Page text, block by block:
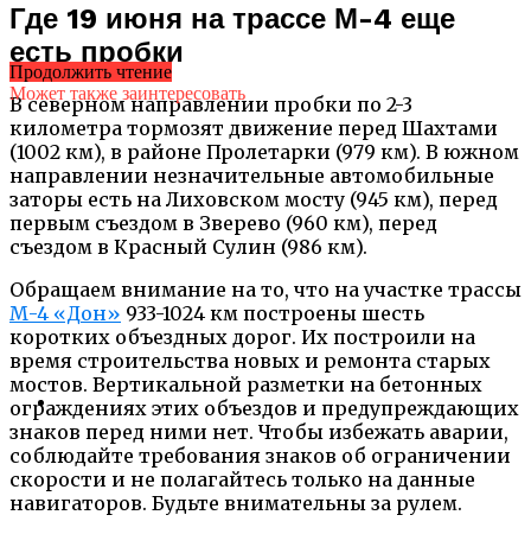
Где 19 июня на трассе М-4 еще
есть пробки
В северном направлении пробки по 2-3
километра тормозят движение перед Шахтами
(1002 км), в районе Пролетарки (979 км). В южном
направлении незначительные автомобильные
заторы есть на Лиховском мосту (945 км), перед
первым съездом в Зверево (960 км), перед
съездом в Красный Сулин (986 км).
Обращаем внимание на то, что на участке трассы
М-4 «Дон» 933-1024 км построены шесть
коротких объездных дорог. Их построили на
время строительства новых и ремонта старых
мостов. Вертикальной разметки на бетонных
ограждениях этих объездов и предупреждающих
знаков перед ними нет. Чтобы избежать аварии,
соблюдайте требования знаков об ограничении
скорости и не полагайтесь только на данные
навигаторов. Будьте внимательны за рулем.
Продолжить чтение
Может также заинтересовать